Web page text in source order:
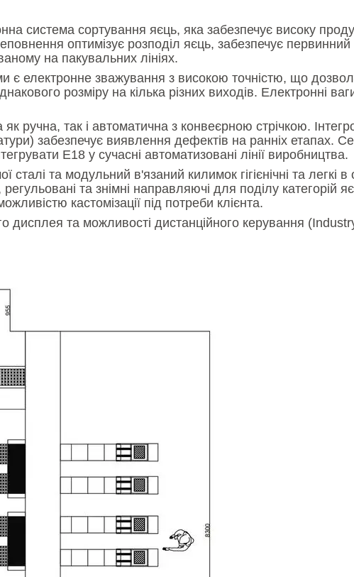
система сортування яєць, яка забезпечує високу
оптимізує розподіл яєць, забезпечує
на пакувальних лініях.
електронне зважування з високою точністю, що
розміру на кілька різних виходів. Електронні
ручна, так і автоматична з конвеєрною стрічкою.
забезпечує виявлення дефектів на ранніх етапах.
E18 у сучасні автоматизовані лінії виробництва.
сталі та модульний в'язаний килимок гігієнічні та легкі
та знімні направляючі для поділу категорій
кастомізації під потреби клієнта.
дисплея та можливості дистанційного керування